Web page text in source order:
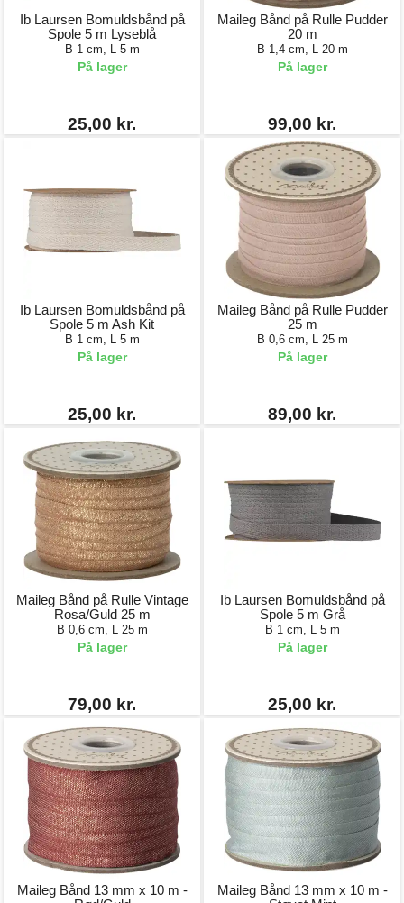
Ib Laursen Bomuldsbånd på
Spole 5 m Lyseblå
B 1 cm, L 5 m
På lager
25,00 kr.
Maileg Bånd på Rulle Pudder
20 m
B 1,4 cm, L 20 m
På lager
99,00 kr.
Ib Laursen Bomuldsbånd på
Spole 5 m Ash Kit
B 1 cm, L 5 m
På lager
25,00 kr.
Maileg Bånd på Rulle Pudder
25 m
B 0,6 cm, L 25 m
På lager
89,00 kr.
Maileg Bånd på Rulle Vintage
Rosa/Guld 25 m
B 0,6 cm, L 25 m
På lager
79,00 kr.
Ib Laursen Bomuldsbånd på
Spole 5 m Grå
B 1 cm, L 5 m
På lager
25,00 kr.
Maileg Bånd 13 mm x 10 m -
Maileg Bånd 13 mm x 10 m -